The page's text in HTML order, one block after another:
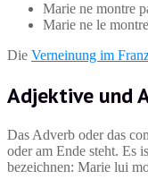
Marie ne montre
Marie ne le
Die Verneinung im
Adjektive und
Das Adverb oder das
oder am Ende steht. Es
bezeichnen: Marie lui